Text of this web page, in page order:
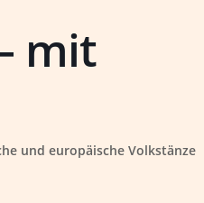
mit
und europäische Volkstänze